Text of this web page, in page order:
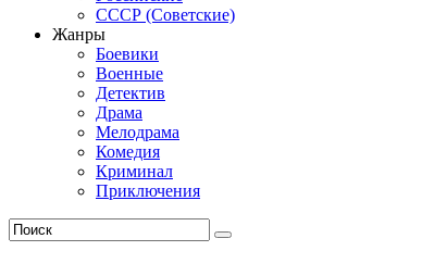
СССР (Советские)
Жанры
Боевики
Военные
Детектив
Драма
Мелодрама
Комедия
Криминал
Приключения